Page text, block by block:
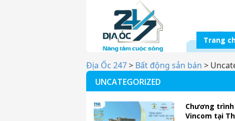
Trang
Địa Ốc 247> Bất động sản bán >
UNCATEGORIZED
Chương
Vincom tại